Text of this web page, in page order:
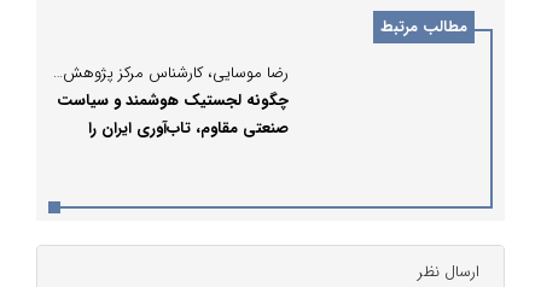
مطالب مرتبط
رضا موسایی، کارشناس مرکز پژوهش‌های مجلس نوشت:
چگونه لجستیک هوشمند و سیاست
صنعتی مقاوم، تاب‌آوری ایران را
ارسال نظر